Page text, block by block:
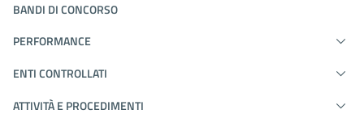
BANDI DI CONCORSO
PERFORMANCE
ENTI CONTROLLATI
ATTIVITÀ E PROCEDIMENTI